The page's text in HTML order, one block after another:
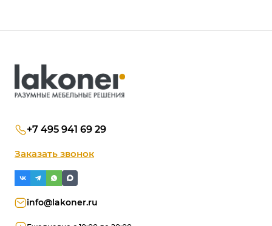
+7 495 941 69 29
Заказать звонок
info@lakoner.ru